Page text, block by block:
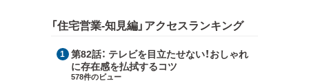
「住宅営業-知見編」アクセスランキング
第82話： テレビを目立たせない！おしゃれ
に存在感を払拭するコツ
578件のビュー